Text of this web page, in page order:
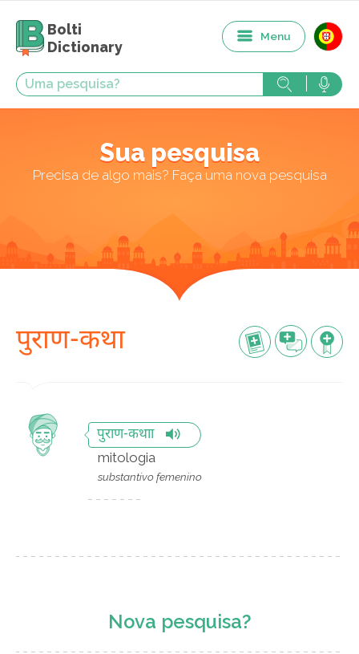
Bolti
Dictionary
Menu
Sua pesquisa
Precisa de algo mais? Faça uma nova pesquisa
पुराण-कथा
पुराण-कथाा
mitologia
substantivo femenino
Nova pesquisa?